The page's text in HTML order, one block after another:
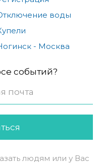
воды
- Москва
событий?
людям или у Вас